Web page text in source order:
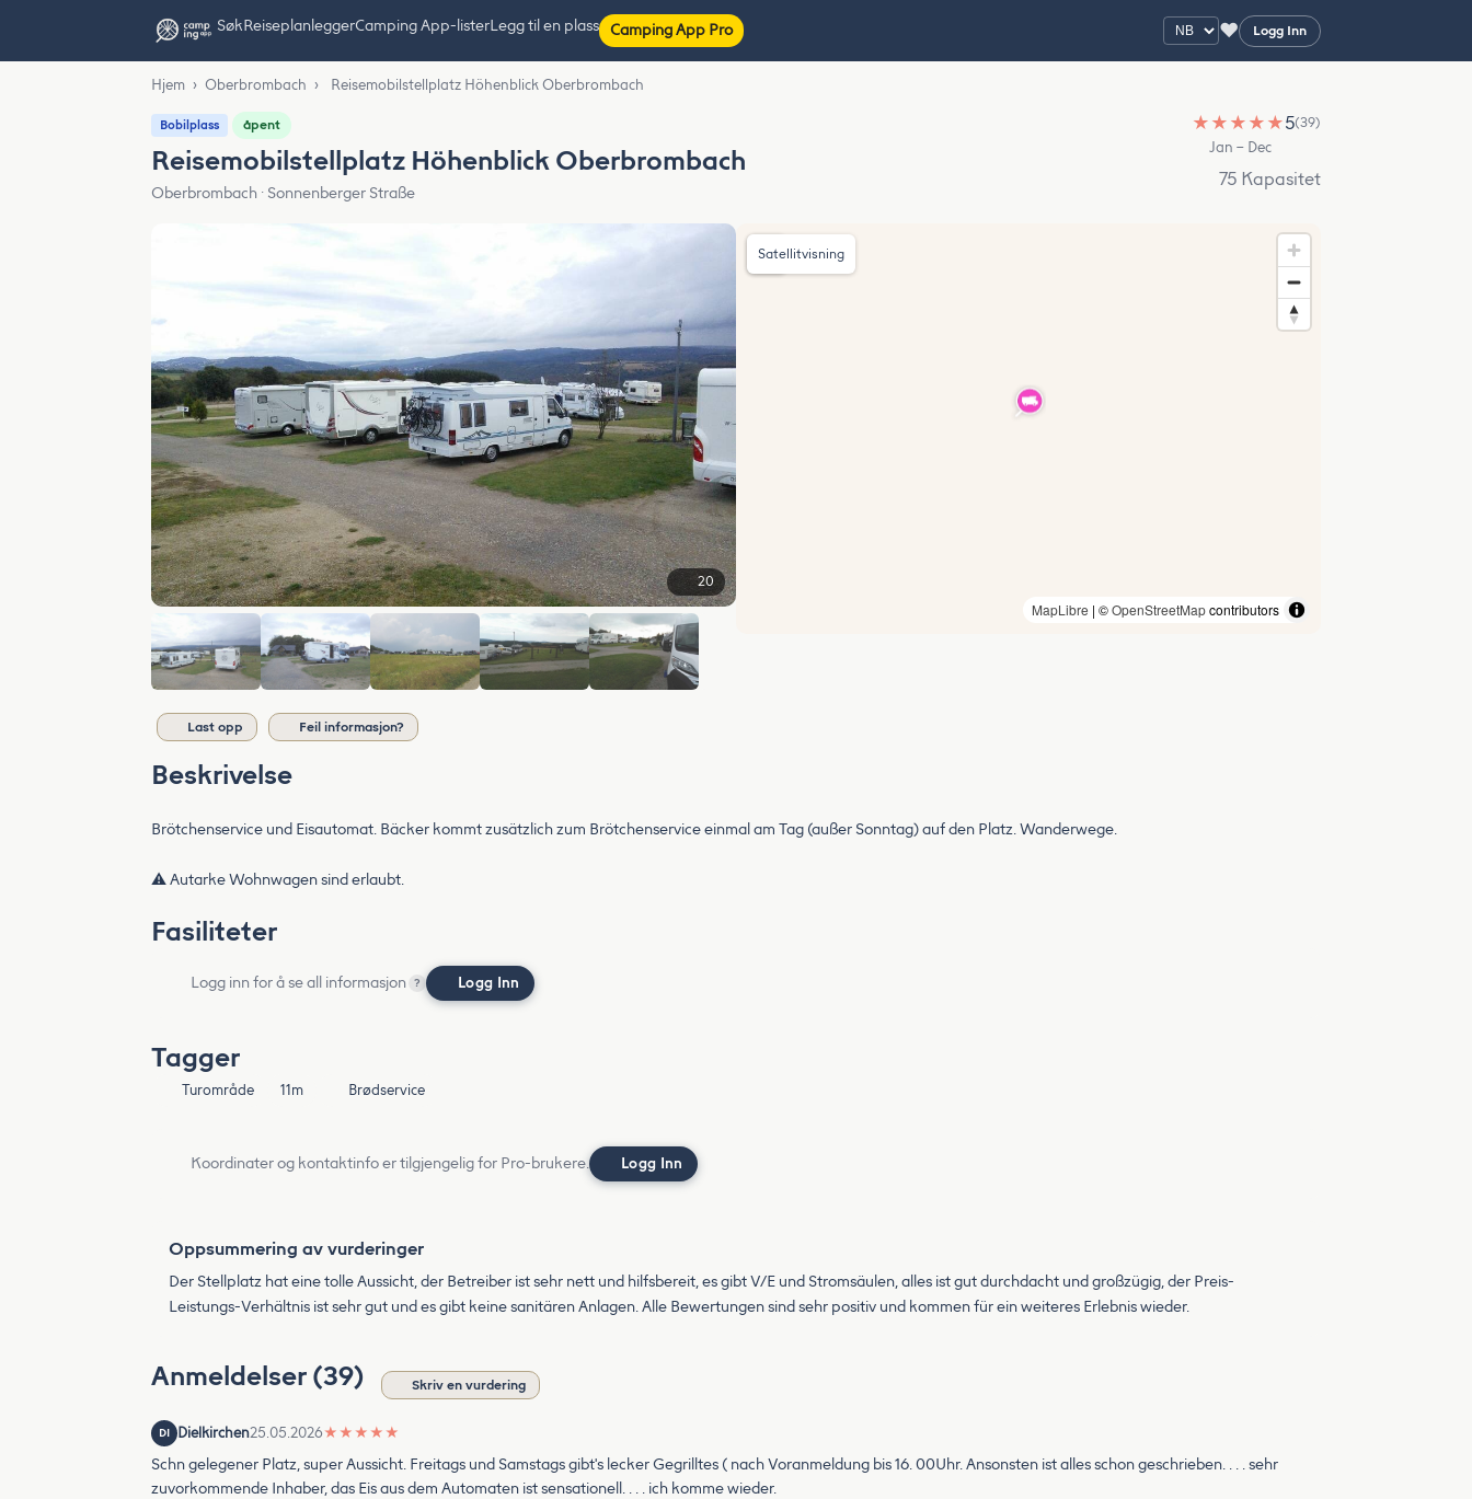
SøkReiseplanleggerCamping App-listerLegg til en plass Camping App Pro ♥ Logg Inn
Hjem › Oberbrombach › Reisemobilstellplatz Höhenblick Oberbrombach
Bobilplass åpent
Reisemobilstellplatz Höhenblick Oberbrombach
Oberbrombach · Sonnenberger Straße
★ ★ ★ ★ ★5(39)
Jan – Dec
75 Kapasitet
20
MapLibre | ©OpenStreetMapcontributors
Satellitvisning
Last opp Feil informasjon?
Beskrivelse
Brötchenservice und Eisautomat. Bäcker kommt zusätzlich zum Brötchenservice einmal am Tag (außer Sonntag) auf den Platz. Wanderwege.
⚠️ Autarke Wohnwagen sind erlaubt.
Fasiliteter
Logg inn for å se all informasjon ? Logg Inn
Tagger
Turområde 11m Brødservice
Koordinater og kontaktinfo er tilgjengelig for Pro-brukere. Logg Inn
Oppsummering av vurderinger
Der Stellplatz hat eine tolle Aussicht, der Betreiber ist sehr nett und hilfsbereit, es gibt V/E und Stromsäulen, alles ist gut durchdacht und großzügig, der Preis-
Leistungs-Verhältnis ist sehr gut und es gibt keine sanitären Anlagen. Alle Bewertungen sind sehr positiv und kommen für ein weiteres Erlebnis wieder.
Anmeldelser (39) Skriv en vurdering
DI Dielkirchen25.05.2026★ ★ ★ ★ ★
Schn gelegener Platz, super Aussicht. Freitags und Samstags gibt's lecker Gegrilltes ( nach Voranmeldung bis 16. 00Uhr. Ansonsten ist alles schon geschrieben. . . . sehr
zuvorkommende Inhaber, das Eis aus dem Automaten ist sensationell. . . . ich komme wieder.